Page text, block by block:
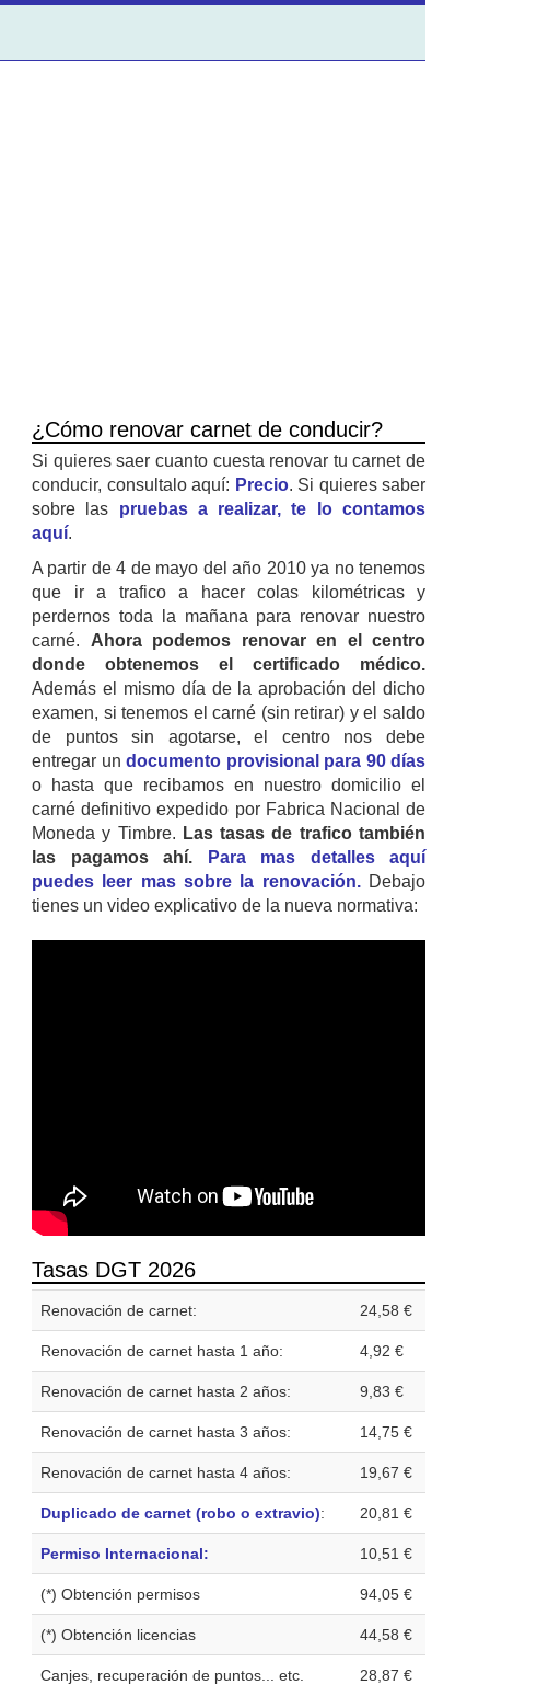
¿Cómo renovar carnet de conducir?
Si quieres saer cuanto cuesta renovar tu carnet de
conducir, consultalo aquí: Precio. Si quieres saber
sobre las pruebas a realizar, te lo contamos
aquí.
A partir de 4 de mayo del año 2010 ya no tenemos
que ir a trafico a hacer colas kilométricas y
perdernos toda la mañana para renovar nuestro
carné. Ahora podemos renovar en el centro
donde obtenemos el certificado médico.
Además el mismo día de la aprobación del dicho
examen, si tenemos el carné (sin retirar) y el saldo
de puntos sin agotarse, el centro nos debe
entregar un documento provisional para 90 días
o hasta que recibamos en nuestro domicilio el
carné definitivo expedido por Fabrica Nacional de
Moneda y Timbre. Las tasas de trafico también
las pagamos ahí.
Para mas detalles aquí
puedes leer mas sobre la renovación.Debajo
tienes un video explicativo de la nueva normativa:
Tasas DGT 2026
Renovación de carnet: 24,58 €
Renovación de carnet hasta 1 año: 4,92 €
Renovación de carnet hasta 2 años: 9,83 €
Renovación de carnet hasta 3 años: 14,75 €
Renovación de carnet hasta 4 años: 19,67 €
Duplicado de carnet (robo o extravio): 20,81 €
Permiso Internacional: 10,51 €
(*) Obtención permisos 94,05 €
(*) Obtención licencias 44,58 €
Canjes, recuperación de puntos... etc. 28,87 €